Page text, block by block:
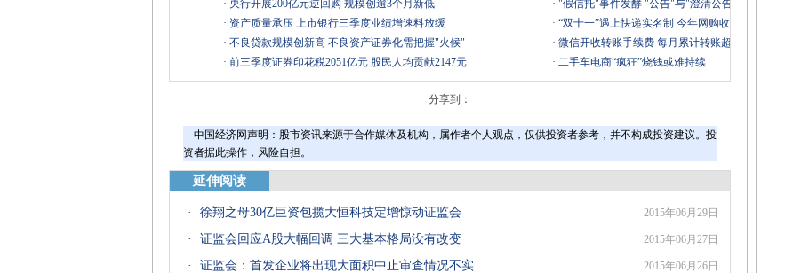
· 央行开展200亿元逆回购 规模创逾3个月新低
· 资产质量承压 上市银行三季度业绩增速料放缓
· 不良贷款规模创新高 不良资产证券化需把握"火候"
· 前三季度证券印花税2051亿元 股民人均贡献2147元
· "假信托"事件发酵 "公告"与"澄清公告"引争议
· “双十一”遇上快递实名制 今年网购收件会晚吗？
· 微信开收转账手续费 每月累计转账超2万开始收费
· 二手车电商“疯狂”烧钱或难持续
分享到：
中国经济网声明：股市资讯来源于合作媒体及机构，属作者个人观点，仅供投资者参考，并不构成投资建议。投
资者据此操作，风险自担。
延伸阅读
· 徐翔之母30亿巨资包揽大恒科技定增惊动证监会 2015年06月29日
· 证监会回应A股大幅回调 三大基本格局没有改变 2015年06月27日
· 证监会：首发企业将出现大面积中止审查情况不实 2015年06月26日